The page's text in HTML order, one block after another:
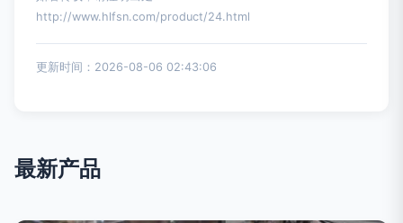
http://www.hlfsn.com/product/24.html
更新时间：2026-08-06 02:43:06
最新产品